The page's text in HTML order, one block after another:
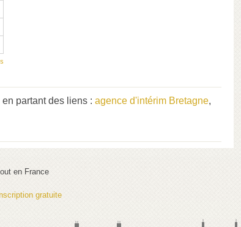
partant des liens : agence d'intérim Bretagne,
en France
gratuite